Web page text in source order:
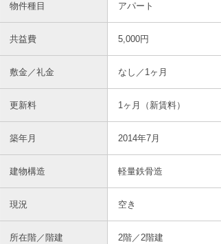
物件種目 アパート
共益費 5,000円
敷金／礼金 なし／1ヶ月
更新料 1ヶ月（新賃料）
築年月 2014年7月
建物構造 軽量鉄骨造
現況 空き
所在階／階建 2階／2階建